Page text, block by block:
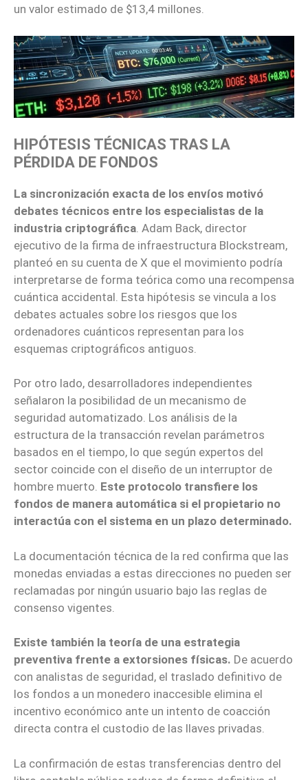
un valor estimado de $13,4 millones.
HIPÓTESIS TÉCNICAS TRAS LA
PÉRDIDA DE FONDOS
La sincronización exacta de los envíos motivó
debates técnicos entre los especialistas de la
industria criptográfica . Adam Back, director
ejecutivo de la firma de infraestructura Blockstream,
planteó en su cuenta de X que el movimiento podría
interpretarse de forma teórica como una recompensa
cuántica accidental. Esta hipótesis se vincula a los
debates actuales sobre los riesgos que los
ordenadores cuánticos representan para los
esquemas criptográficos antiguos.
Por otro lado, desarrolladores independientes
señalaron la posibilidad de un mecanismo de
seguridad automatizado. Los análisis de la
estructura de la transacción revelan parámetros
basados en el tiempo, lo que según expertos del
sector coincide con el diseño de un interruptor de
hombre muerto. Este protocolo transfiere los
fondos de manera automática si el propietario no
interactúa con el sistema en un plazo determinado.
La documentación técnica de la red confirma que las
monedas enviadas a estas direcciones no pueden ser
reclamadas por ningún usuario bajo las reglas de
consenso vigentes.
Existe también la teoría de una estrategia
preventiva frente a extorsiones físicas. De acuerdo
con analistas de seguridad, el traslado definitivo de
los fondos a un monedero inaccesible elimina el
incentivo económico ante un intento de coacción
directa contra el custodio de las llaves privadas.
La confirmación de estas transferencias dentro del